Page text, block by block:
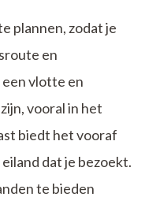
plannen, zodat je
en
vlotte en
vooral in het
biedt het vooraf
dat je bezoekt.
te bieden